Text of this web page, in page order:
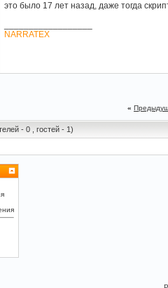
это было 17 лет назад, даже тогда
NARRATEX
«
- 0 , гостей - 1)